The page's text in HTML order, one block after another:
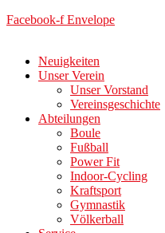
Facebook-f Envelope
Neuigkeiten
Unser Verein
Unser Vorstand
Vereinsgeschichte
Abteilungen
Boule
Fußball
Power Fit
Indoor-Cycling
Kraftsport
Gymnastik
Völkerball